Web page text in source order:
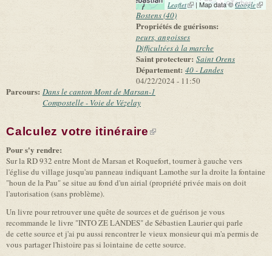
Leaflet(link is external)
| Map data ©Google(link
Bostens (40)
Propriétés de guérisons:
peurs, angoisses
Difficultées à la marche
Saint protecteur: Saint Orens
Département: 40 - Landes
04/22/2024 - 11:50
Parcours: Dans le canton Mont de Marsan-1
Compostelle - Voie de Vézelay
Calculez votre itinéraire(link is external)
Pour s'y rendre:
Sur la RD 932 entre Mont de Marsan et Roquefort, tourner à gauche vers
l'église du village jusqu'au panneau indiquant Lamothe sur la droite la fontaine
"houn de la Pau" se situe au fond d'un airial (propriété privée mais on doit
l'autorisation (sans problème).
Un livre pour retrouver une quête de sources et de guérison je vous
recommande le livre "INTO ZE LANDES" de Sébastien Laurier qui parle
de cette source et j'ai pu aussi rencontrer le vieux monsieur qui m'a permis de
vous partager l'histoire pas si lointaine de cette source.